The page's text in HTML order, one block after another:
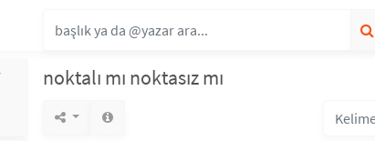
noktalı mı noktasız mı